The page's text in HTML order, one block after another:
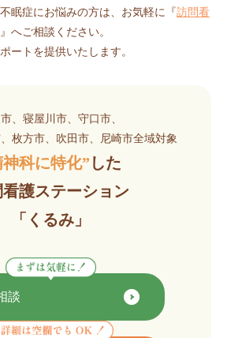
眠症にお悩みの方は、お気軽に『訪問看
』へご相談ください。
ートを提供いたします。
、寝屋川市、守口市、
枚方市、吹田市、尼崎市全域対象
神科に特化” した
護ステーション
「くるみ」
談